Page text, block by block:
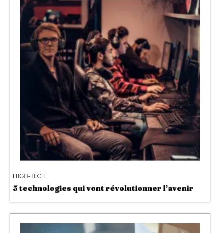
HIGH-TECH
5 technologies qui vont révolutionner l’avenir